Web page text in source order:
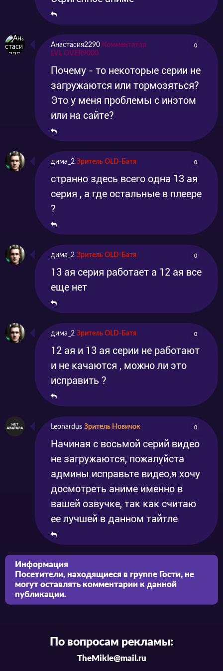
открыть душу перед незнакомыми людьми.
Посмотреть приключения парня и его
верного спутника вы можете на нашем сайте.
Нацуме продолжает разыскивать духов,
чтобы вернуть им свободу. Но за таким
мощным инструментом охотятся не только
ёкаи, но и экзорцисты. Теперь ему предстоит
узнать больше о Тетради и мире
экзорцизма.
Анастасия2290 Комментатор
LVL OVER9000
0
Почему - то некоторые серии не
загружаются или тормозяться?
Это у меня проблемы с инэтом
или на сайте?
дима_2 Зритель OLD-Батя 0
странно здесь всего одна 13 ая
серия , а где остальные в плеере
?
дима_2 Зритель OLD-Батя 0
13 ая серия работает а 12 ая все
еще нет
дима_2 Зритель OLD-Батя 0
12 ая и 13 ая серии не работают
и не качаются , можно ли это
исправить ?
Leonardus Зритель Новичок 0
Начиная с восьмой серий видео
не загружаются, пожалуйста
админы исправьте видео,я хочу
досмотреть аниме именно в
вашей озвучке, так как считаю
ее лучшей в данном тайтле
Информация
Посетители, находящиеся в группе Гости, не
могут оставлять комментарии к данной
публикации.
По вопросам рекламы:
TheMikle@mail.ru